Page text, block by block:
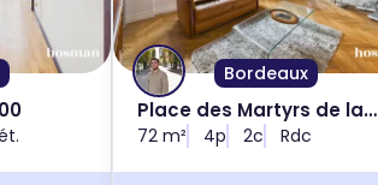
Bordeaux
Place des Martyrs de la
Résistance, 33000
72 m² 4p 2c Rdc